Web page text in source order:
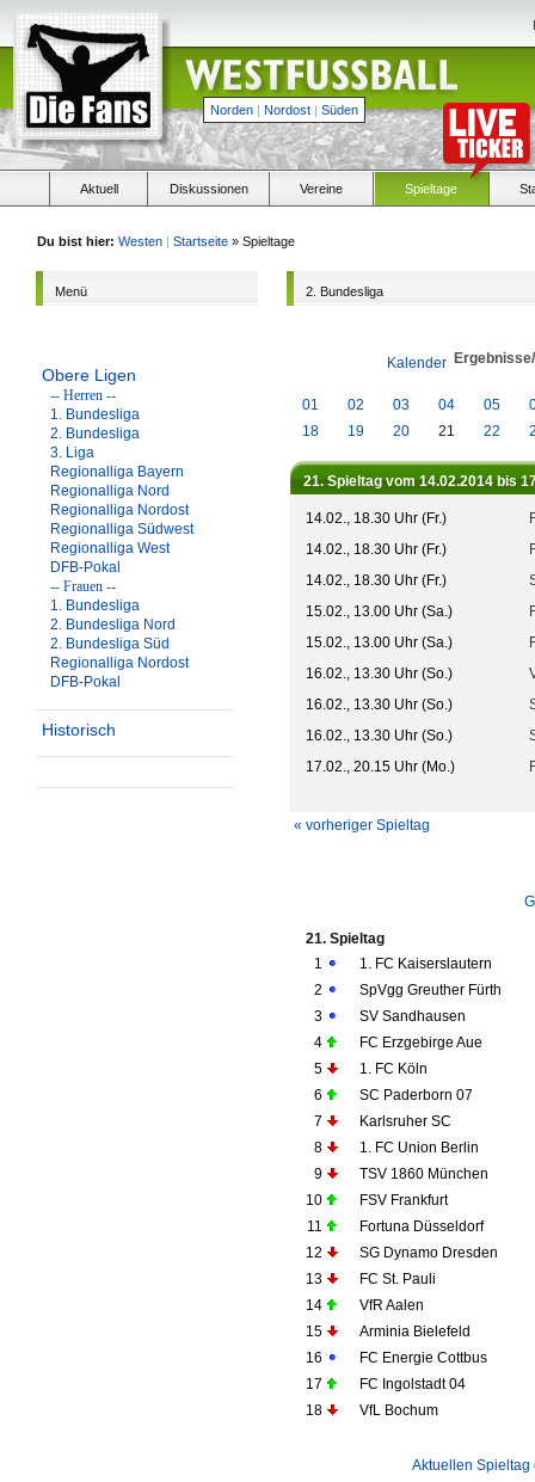
Norden | Nordost | Süden
Aktuell Diskussionen Vereine Spieltage
Du bist hier: Westen | Startseite » Spieltage
Menü
Obere Ligen
-- Herren --
1. Bundesliga
2. Bundesliga
3. Liga
Regionalliga Bayern
Regionalliga Nord
Regionalliga Nordost
Regionalliga Südwest
Regionalliga West
DFB-Pokal
-- Frauen --
1. Bundesliga
2. Bundesliga Nord
2. Bundesliga Süd
Regionalliga Nordost
DFB-Pokal
Historisch
2. Bundesliga
Kalender
01 02 03 04 05
18
19 20 21 22
21. Spieltag vom 14.02.2014 bis
14.02., 18.30 Uhr (Fr.)
14.02., 18.30 Uhr (Fr.)
14.02., 18.30 Uhr (Fr.)
15.02., 13.00 Uhr (Sa.)
15.02., 13.00 Uhr (Sa.)
16.02., 13.30 Uhr (So.)
16.02., 13.30 Uhr (So.)
16.02., 13.30 Uhr (So.)
17.02., 20.15 Uhr (Mo.)
« vorheriger Spieltag
21. Spieltag
1
1. FC Kaiserslautern
2
SpVgg Greuther Fürth
3
SV Sandhausen
4
FC Erzgebirge Aue
5
1. FC Köln
6
SC Paderborn 07
7
Karlsruher SC
8
1. FC Union Berlin
9
TSV 1860 München
10
FSV Frankfurt
11
Fortuna Düsseldorf
12
SG Dynamo Dresden
13
FC St. Pauli
14
VfR Aalen
15
Arminia Bielefeld
16
FC Energie Cottbus
17
FC Ingolstadt 04
18
VfL Bochum
Aktuellen Spieltag